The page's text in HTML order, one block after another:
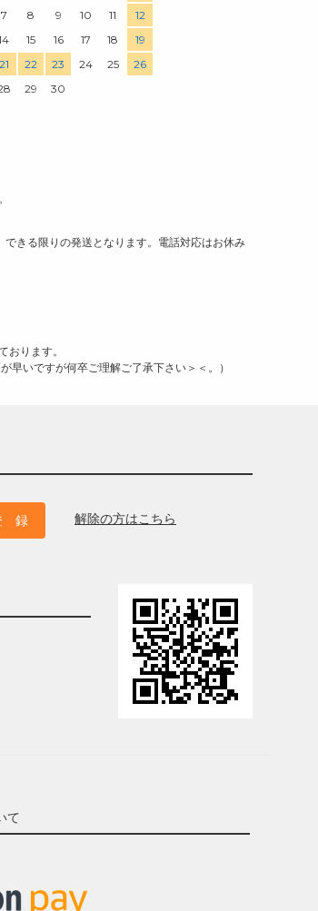
7 8 9 10 11
12
15 16 17 18
19
21 22 23 24 25
26
29 30
きる限りの発送となります。電話対応はお休み
ります。
早いですが何卒ご理解ご了承下さい＞＜。）
解除の方はこちら
て